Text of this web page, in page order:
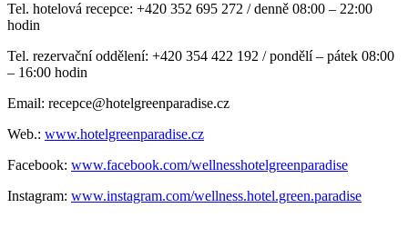
Tel. hotelová recepce: +420 352 695 272 / denně 08:00 – 22:00
hodin
Tel. rezervační oddělení: +420 354 422 192 / pondělí – pátek 08:00
– 16:00 hodin
Email: recepce@hotelgreenparadise.cz
Web.: www.hotelgreenparadise.cz
Facebook: www.facebook.com/wellnesshotelgreenparadise
Instagram: www.instagram.com/wellness.hotel.green.paradise